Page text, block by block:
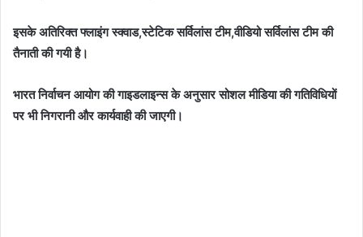
इसके अतिरिक्त फ्लाइंग स्क्वाड,स्टेटिक सर्विलांस टीम,वीडियो सर्विलांस टीम की
तैनाती की गयी है।
भारत निर्वाचन आयोग की गाइडलाइन्स के अनुसार सोशल मीडिया की गतिविधियों
पर भी निगरानी और कार्यवाही की जाएगी।